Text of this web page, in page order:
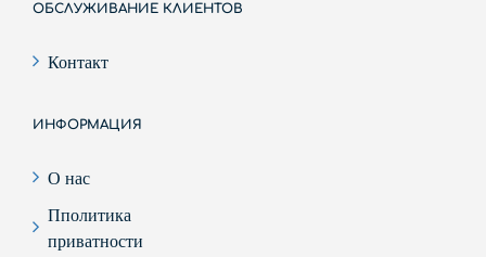
ОБСЛУЖИВАНИЕ КЛИЕНТОВ
Контакт
ИНФОРМАЦИЯ
О нас
Пполитика
приватности